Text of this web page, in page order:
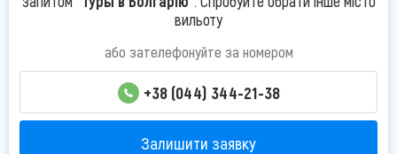
вильоту
або зателефонуйте за номером
+38 (044) 344-21-38
Залишити заявку